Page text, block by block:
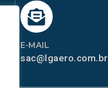
E-MAIL
sac@lgaero.com.br